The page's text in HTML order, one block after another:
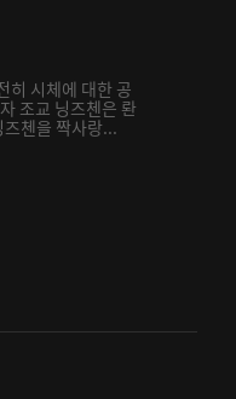
히 시체에 대한 공
조교 닝즈첸은 롼
첸을 짝사랑...